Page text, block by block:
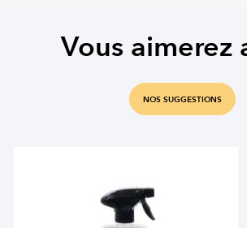
Vous aimerez
NOS SUGGESTIONS